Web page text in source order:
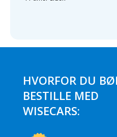
HVORFOR DU
BESTILLE MED
WISECARS: